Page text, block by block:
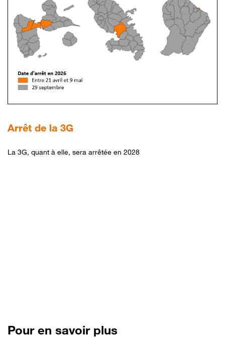
Arrêt de la 3G
La 3G, quant à elle, sera arrêtée en 2028
Pour en savoir plus